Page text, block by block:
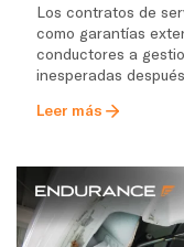
Los contratos de
como garantías
conductores a
inesperadas después
Leer más